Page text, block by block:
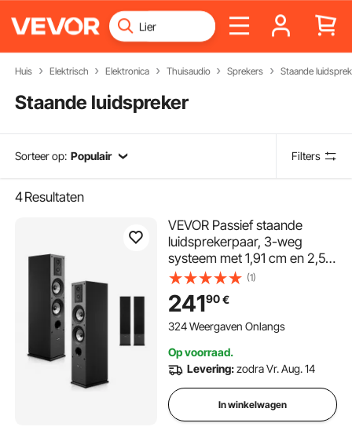
Huis Elektrisch Elektronica Thuisaudio Sprekers Staande
Staande luidspreker
Sorteer op: Populair Filters
4Resultaten
VEVOR Passief staande
luidsprekerpaar, 3-weg
systeem met 1,91 cm en 2,54
cm tweeters, twee 13,34 cm
woofers, 145 W
piekvermogen,
frequentiebereik 70 Hz - 20
thuisaudio
(1)
24190€
324 Weergaven Onlangs
Op voorraad.
Levering:zodra Vr. Aug. 14
In winkelwagen